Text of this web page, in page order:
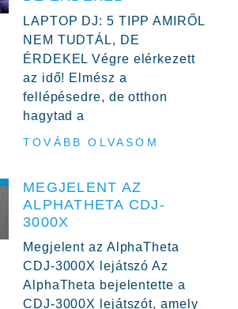
LAPTOP DJ: 5 TIPP AMIRŐL
NEM TUDTÁL, DE
ÉRDEKEL Végre elérkezett
az idő! Elmész a
fellépésedre, de otthon
hagytad a
TOVÁBB OLVASOM
MEGJELENT AZ
ALPHATHETA CDJ-
3000X
Megjelent az AlphaTheta
CDJ-3000X lejátszó Az
AlphaTheta bejelentette a
CDJ-3000X lejátszót, amely